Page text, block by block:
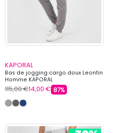
KAPORAL
Bas de jogging cargo doux Leontin
Homme KAPORAL
115,00 €14,00 € 87%